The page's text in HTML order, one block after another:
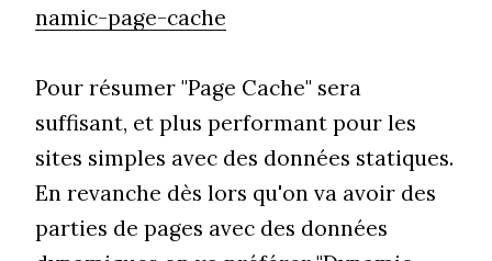
namic-page-cache
Pour résumer "Page Cache" sera
suffisant, et plus performant pour les
sites simples avec des données statiques.
En revanche dès lors qu'on va avoir des
parties de pages avec des données